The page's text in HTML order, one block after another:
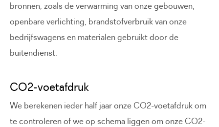
bronnen, zoals de verwarming van onze gebouwen,
openbare verlichting, brandstofverbruik van onze
bedrijfswagens en materialen gebruikt door de
buitendienst.
CO2-voetafdruk
We berekenen ieder half jaar onze CO2-voetafdruk om
te controleren of we op schema liggen om onze CO2-